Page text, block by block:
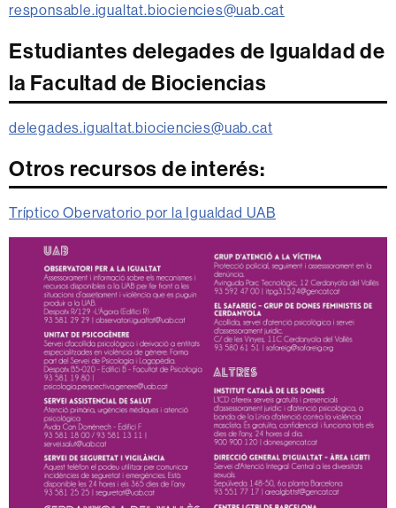
responsable.igualtat.biociencies@uab.cat
Estudiantes delegades de Igualdad de
la Facultad de Biociencias
delegades.igualtat.biociencies@uab.cat
Otros recursos de interés:
Tríptico Obervatorio por la Igualdad UAB